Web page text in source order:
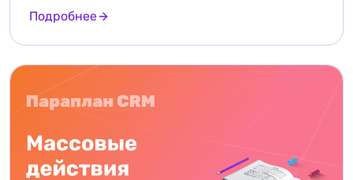
Подробнее